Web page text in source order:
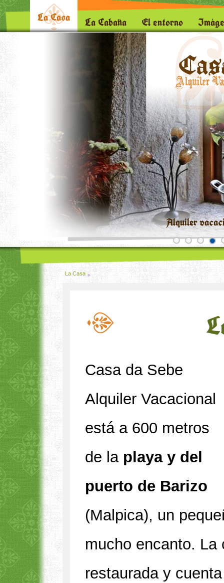
La Casa La Cabaña El entorno
Alquiler
La Casa
Casa da Sebe
Alquiler Vacacional
está a 600 metros
de laplaya y del
puerto de Barizo
(Malpica), un
mucho encanto.
restaurada y